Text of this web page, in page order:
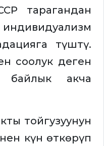
тарагандан
түштү.
соолук деген
байлык акча
тойгузуунун
күн өткөрүп